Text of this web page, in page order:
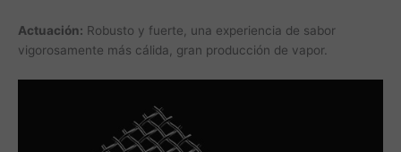
Actuación: Robusto y fuerte, una experiencia de sabor
vigorosamente más cálida, gran producción de vapor.